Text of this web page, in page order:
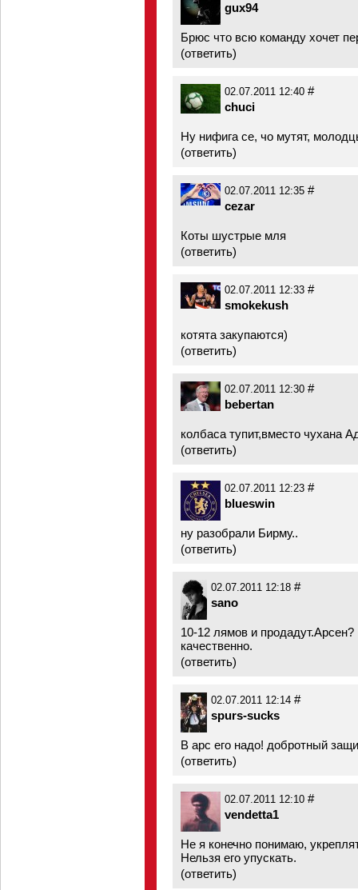
gux94
Брюс что всю команду хочет
(ответить)
02.07.2011 12:40 #
chuci
Ну нифига се, чо мутят,
(ответить)
02.07.2011 12:35 #
cezar
Коты шустрые мля
(ответить)
02.07.2011 12:33 #
smokekush
котята закупаются)
(ответить)
02.07.2011 12:30 #
bebertan
колбаса тупит,вместо чухана
(ответить)
02.07.2011 12:23 #
blueswin
ну разобрали Бирму..
(ответить)
02.07.2011 12:18 #
sano
10-12 лямов и
качественно.
(ответить)
02.07.2011 12:14 #
spurs-sucks
В арс его надо! добротный
(ответить)
02.07.2011 12:10 #
vendetta1
Не я конечно понимаю,
Нельзя его упускать.
(ответить)